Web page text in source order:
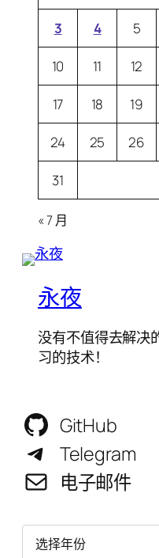
3 4 5
10 11 12
17 18 19
24 25 26
31
« 7 月
永夜
没有不值得去解决
习的技术！
GitHub
Telegram
电子邮件
归